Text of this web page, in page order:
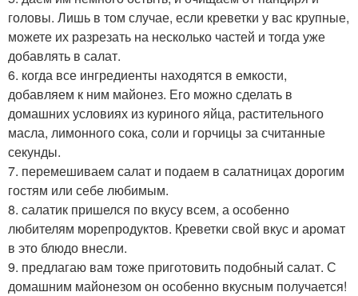
головы. Лишь в том случае, если креветки у вас крупные,
можете их разрезать на несколько частей и тогда уже
добавлять в салат.
6. когда все ингредиенты находятся в емкости,
добавляем к ним майонез. Его можно сделать в
домашних условиях из куриного яйца, растительного
масла, лимонного сока, соли и горчицы за считанные
секунды.
7. перемешиваем салат и подаем в салатницах дорогим
гостям или себе любимым.
8. салатик пришелся по вкусу всем, а особенно
любителям морепродуктов. Креветки свой вкус и аромат
в это блюдо внесли.
9. предлагаю вам тоже приготовить подобный салат. С
домашним майонезом он особенно вкусным получается!